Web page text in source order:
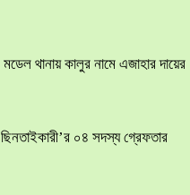
থানায় কালুর নামে এজাহার দায়ের
০৪ সদস্য গ্রেফতার